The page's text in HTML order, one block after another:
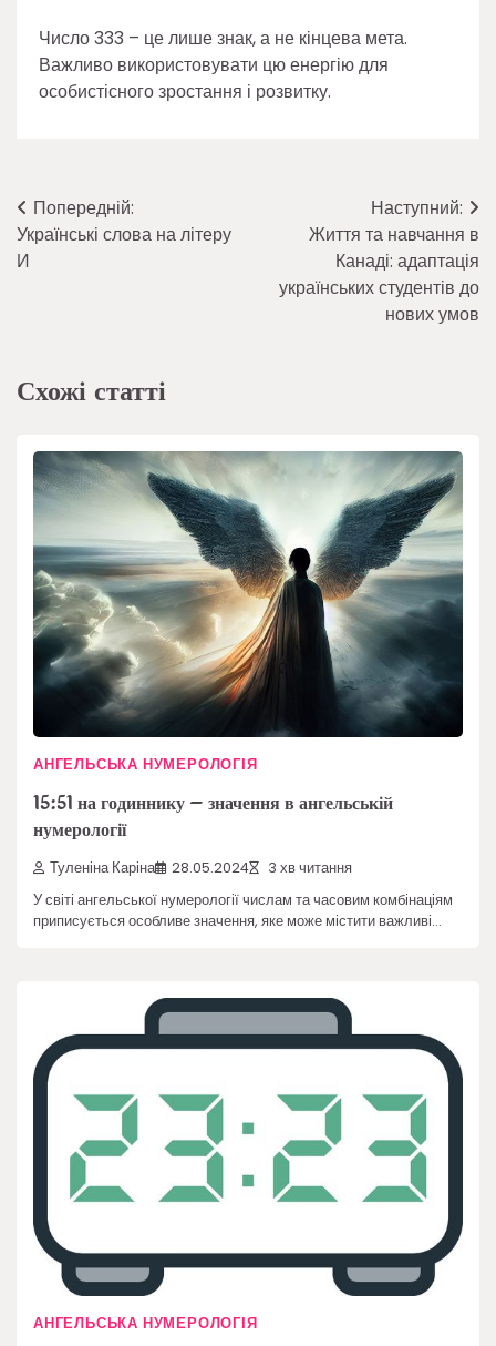
Число 333 – це лише знак, а не кінцева мета.
Важливо використовувати цю енергію для
особистісного зростання і розвитку.
Навігація
записів
Попередній:
Українські слова на літеру
И
Наступний:
Життя та навчання в
Канаді: адаптація
українських студентів до
нових умов
Схожі статті
АНГЕЛЬСЬКА НУМЕРОЛОГІЯ
15:51 на годиннику – значення в ангельській
нумерології
Туленіна Каріна 28.05.2024 3 хв читання
У світі ангельської нумерології числам та часовим комбінаціям
приписується особливе значення, яке може містити важливі…
АНГЕЛЬСЬКА НУМЕРОЛОГІЯ